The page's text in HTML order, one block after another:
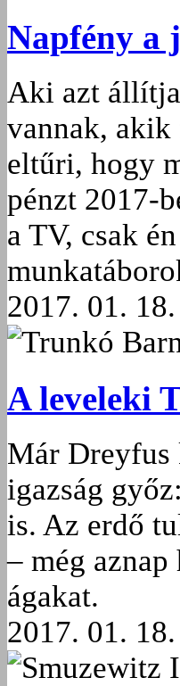
Napfény a
Aki azt
vannak, akik
eltűri, hogy
pénzt 2017-
a TV, csak
2017. 01. 18.
Trunkó
A leveleki
Már Dreyfus
igazság
is. Az erdő
– még
ágakat.
2017. 01. 18.
Smuzewitz